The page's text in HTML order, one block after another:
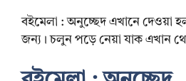
বইমেলা : অনুচ্ছেদ এখানে দেওয়া
জন্য। চলুন পড়ে নেয়া যাক এখান